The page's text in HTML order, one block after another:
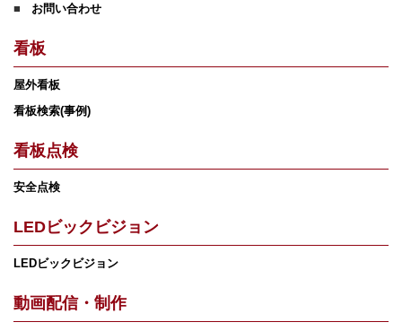
お問い合わせ
看板
屋外看板
看板検索(事例)
看板点検
安全点検
LEDビックビジョン
LEDビックビジョン
動画配信・制作